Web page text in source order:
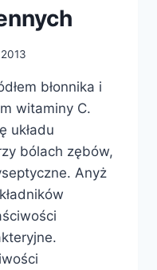
błonnika i
witaminy C.
układu
bólach zębów,
Anyż